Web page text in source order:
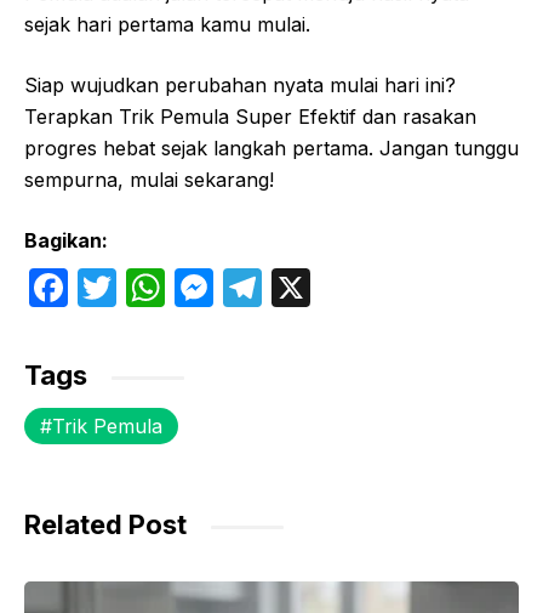
sejak hari pertama kamu mulai.
Siap wujudkan perubahan nyata mulai hari ini?
Terapkan Trik Pemula Super Efektif dan rasakan
progres hebat sejak langkah pertama. Jangan tunggu
sempurna, mulai sekarang!
Bagikan:
F
c
e
b
o
T
er
W
s
A
p
M T
Tags
Trik Pemula
Related Post